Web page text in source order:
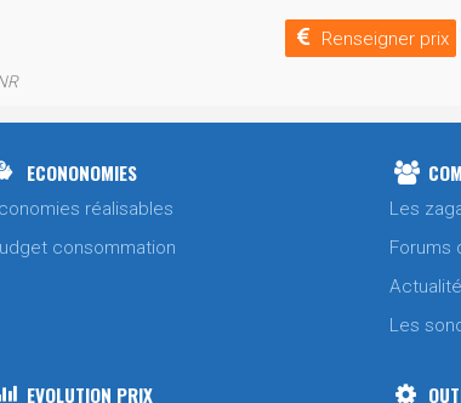
Renseigner prix
ECONONOMIES
réalisables
consommation
Les
Forums
Les
EVOLUTION PRIX